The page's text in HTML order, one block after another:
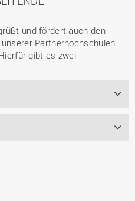
und fördert auch den
Partnerhochschulen
gibt es zwei